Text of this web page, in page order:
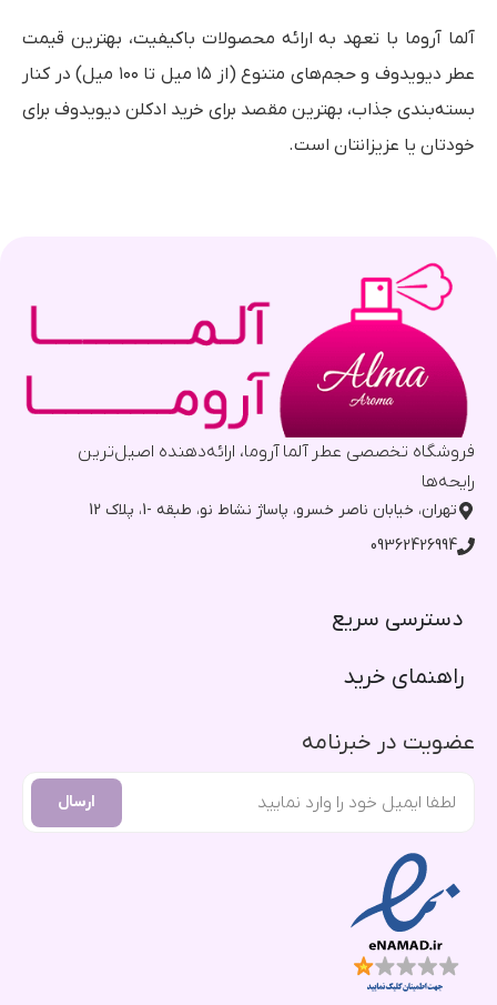
آلما آروما با تعهد به ارائه محصولات باکیفیت، بهترین قیمت
عطر دیویدوف و حجم‌های متنوع (از ۱۵ میل تا ۱۰۰ میل) در کنار
بسته‌بندی جذاب، بهترین مقصد برای خرید ادکلن دیویدوف برای
خودتان یا عزیزانتان است.
فروشگاه تخصصی عطر آلما آروما، ارائه‌دهنده اصیل‌ترین
رایحه‌ها
تهران، خیابان ناصر خسرو، پاساژ نشاط نو، طبقه -1، پلاک 12
09362426994
دسترسی سریع​
راهنمای خرید​
عضویت در خبرنامه
ارسال